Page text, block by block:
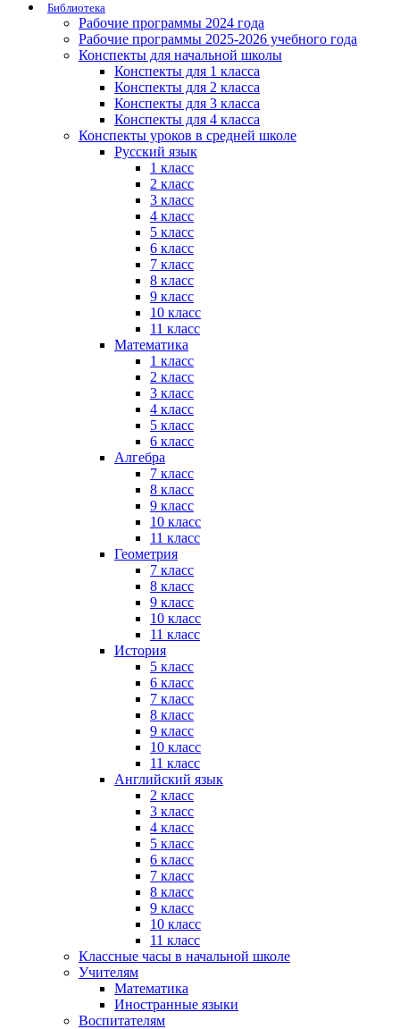
Библиотека
Рабочие программы 2024 года
Рабочие программы 2025-2026 учебного года
Конспекты для начальной школы
Конспекты для 1 класса
Конспекты для 2 класса
Конспекты для 3 класса
Конспекты для 4 класса
Конспекты уроков в средней школе
Русский язык
1 класс
2 класс
3 класс
4 класс
5 класс
6 класс
7 класс
8 класс
9 класс
10 класс
11 класс
Математика
1 класс
2 класс
3 класс
4 класс
5 класс
6 класс
Алгебра
7 класс
8 класс
9 класс
10 класс
11 класс
Геометрия
7 класс
8 класс
9 класс
10 класс
11 класс
История
5 класс
6 класс
7 класс
8 класс
9 класс
10 класс
11 класс
Английский язык
2 класс
3 класс
4 класс
5 класс
6 класс
7 класс
8 класс
9 класс
10 класс
11 класс
Классные часы в начальной школе
Учителям
Математика
Иностранные языки
Воспитателям